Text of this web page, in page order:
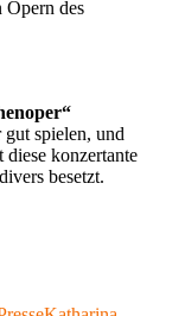
Opern des
gut spielen, und
diese konzertante
besetzt.